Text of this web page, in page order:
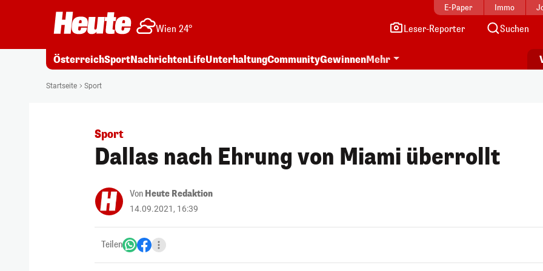
E-Paper Immo
Wien 24° Leser-Reporter Suchen
ÖsterreichSportNachrichtenLifeUnterhaltungCommunityGewinnenMehr
Startseite Sport
Sport
Dallas nach Ehrung von Miami überrollt
Von Heute Redaktion
14.09.2021, 16:39
Teilen